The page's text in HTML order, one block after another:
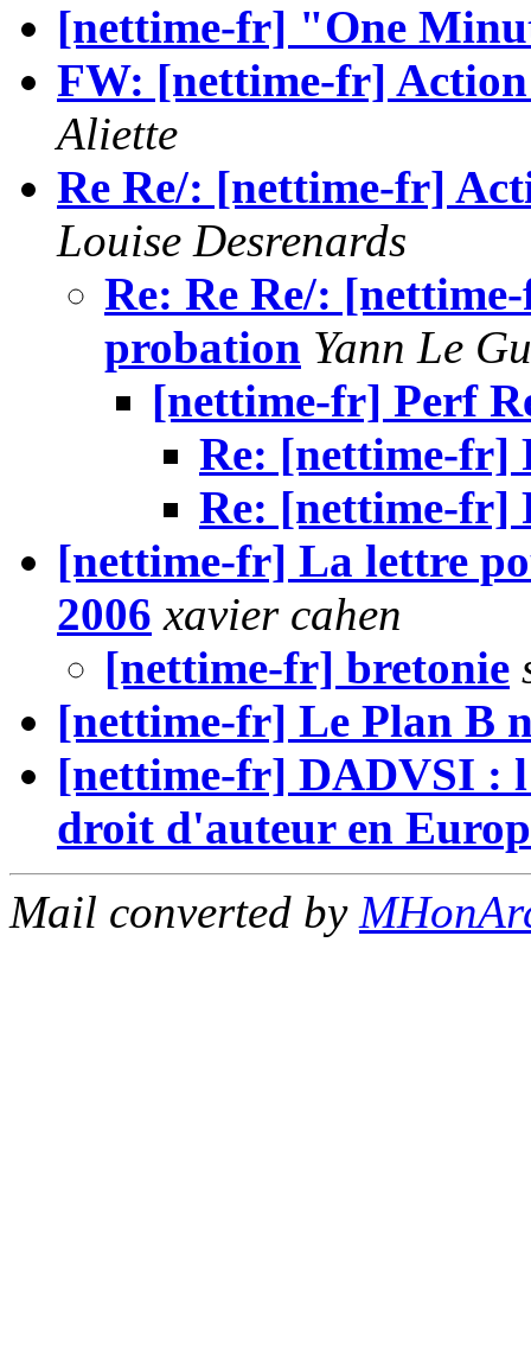
[nettime-fr] "One
FW: [nettime-fr]
Aliette
Re Re/: [nettime-fr]
Louise Desrenards
Re: Re Re/:
probation Yann Le
[nettime-fr] Perf
Re: [nettime-fr]
Re: [nettime-fr]
[nettime-fr] La lettre
2006 xavier cahen
[nettime-fr] bretonie
[nettime-fr] Le Plan B
[nettime-fr] DADVSI :
droit d'auteur en
Mail converted by